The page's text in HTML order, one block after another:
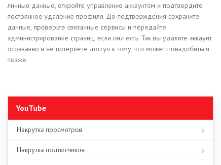
личные данные, откройте управление аккаунтом и подтвердите
постоянное удаление профиля. До подтверждения сохраните
данные, проверьте связанные сервисы и передайте
администрирование страниц, если они есть. Так вы удалите аккаунт
осознанно и не потеряете доступ к тому, что может понадобиться
позже.
YouTube
Накрутка просмотров
Накрутка подписчиков